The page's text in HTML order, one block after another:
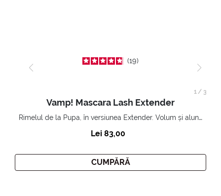
19
Vamp! Mascara Lash Extender
Rimelul de la Pupa, în versiunea Extender. Volum și alungire 3D. Gene amplificate și ridicate la infinit.
Lei 83,00
CUMPĂRĂ
1/ 3